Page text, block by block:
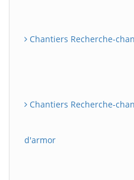
Chantiers Recherche-
Chantiers Recherche-
d'armor